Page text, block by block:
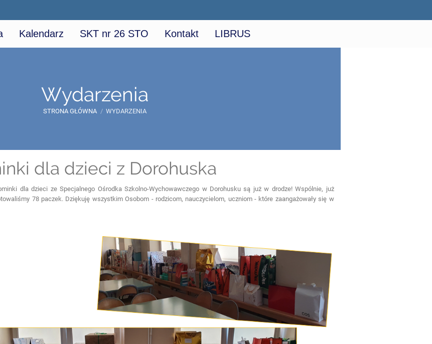
Kalendarz SKT nr 26 STO Kontakt LIBRUS
Wydarzenia
STRONA GŁÓWNA / WYDARZENIA
dla dzieci z Dorohuska
dla dzieci ze Specjalnego Ośrodka Szkolno-Wychowawczego w Dorohusku są już w drodze! Wspólnie, już
78 paczek. Dziękuję wszystkim Osobom - rodzicom, nauczycielom, uczniom - które zaangażowały się w